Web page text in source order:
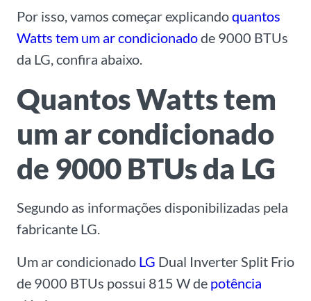
Por isso, vamos começar explicandoquantos
Watts tem um ar condicionadode 9000 BTUs
da LG, confira abaixo.
Quantos Watts tem
um ar condicionado
de 9000 BTUs da LG
Segundo as informações disponibilizadas pela
fabricante LG.
Um ar condicionado LG Dual Inverter Split Frio
de 9000 BTUs possui 815 W de potência